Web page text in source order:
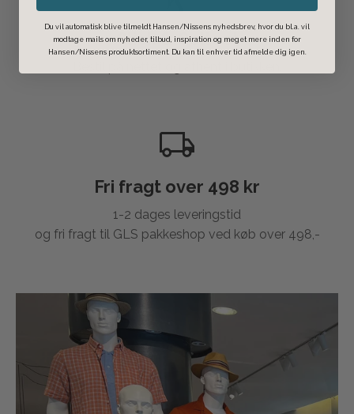
Click & Collect
Fri fragt over 498 kr
1-2 dages leveringstid
og fri fragt til GLS pakkeshop ved køb over 498,-
Du vil automatisk blive tilmeldt Hansen/Nissens nyhedsbrev, hvor du bl.a. vil
modtage mails om nyheder, tilbud, inspiration og meget mere inden for
Hansen/Nissens produktsortiment. Du kan til enhver tid afmelde dig igen.